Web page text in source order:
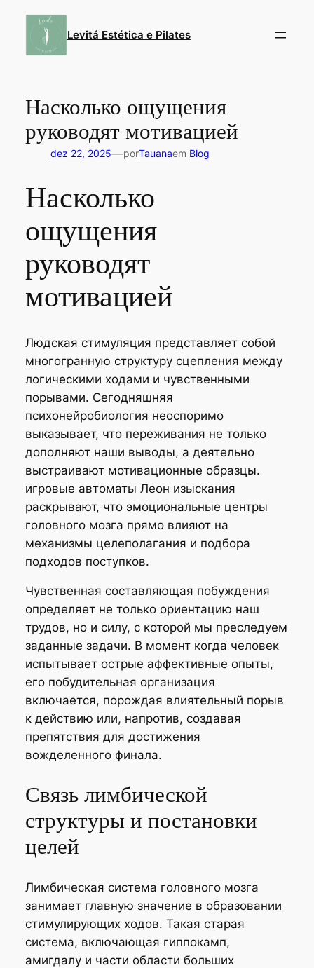
Levitá Estética e Pilates
Насколько ощущения
руководят мотивацией
dez 22, 2025—porTauanaem Blog
Насколько
ощущения
руководят
мотивацией
Людская стимуляция представляет собой
многогранную структуру сцепления между
логическими ходами и чувственными
порывами. Сегодняшняя
психонейробиология неоспоримо
выказывает, что переживания не только
дополняют наши выводы, а деятельно
выстраивают мотивационные образцы.
игровые автоматы Леон изыскания
раскрывают, что эмоциональные центры
головного мозга прямо влияют на
механизмы целеполагания и подбора
подходов поступков.
Чувственная составляющая побуждения
определяет не только ориентацию наш
трудов, но и силу, с которой мы преследуем
заданные задачи. В момент когда человек
испытывает острые аффективные опыты,
его побудительная организация
включается, порождая влиятельный порыв
к действию или, напротив, создавая
препятствия для достижения
вожделенного финала.
Связь лимбической
структуры и постановки
целей
Лимбическая система головного мозга
занимает главную значение в образовании
стимулирующих ходов. Такая старая
система, включающая гиппокамп,
амигдалу и части области больших